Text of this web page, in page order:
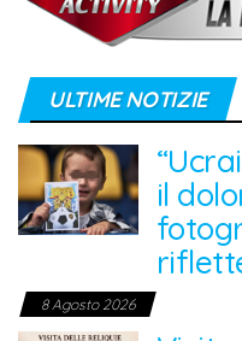
ULTIME NOTIZIE
il
8 Agosto 2026